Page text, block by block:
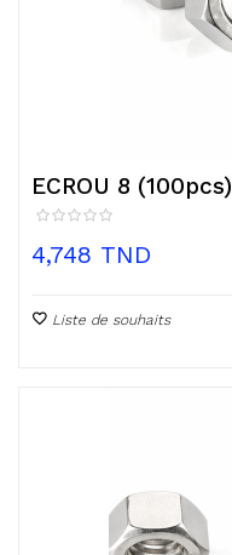
ECROU 8 (100pcs)
Prix
4,748 TND
Liste de souhaits